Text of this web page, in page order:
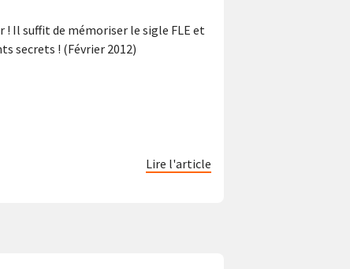
! Il suffit de mémoriser le sigle FLE et
secrets ! (Février 2012)
Lire l'article